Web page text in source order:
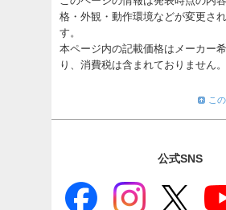
格・外観・動作環境などが変更さ
す。
本ページ内の記載価格はメーカー
り、消費税は含まれておりません。
こ
公式SNS